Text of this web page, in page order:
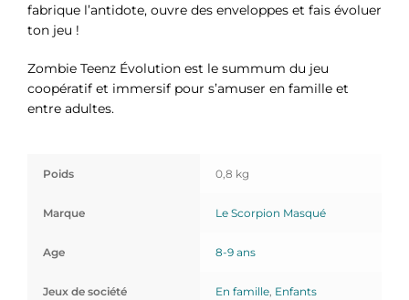
fabrique l’antidote, ouvre des enveloppes et fais évoluer
ton jeu !
Zombie Teenz Évolution est le summum du jeu
coopératif et immersif pour s’amuser en famille et
entre adultes.
Poids 0,8 kg
Marque Le Scorpion Masqué
Age 8-9 ans
Jeux de société En famille, Enfants